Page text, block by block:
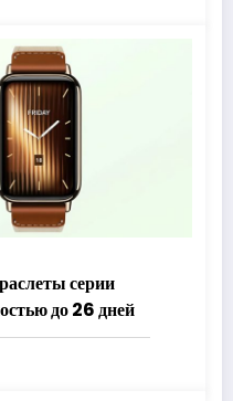
серии
до 26 дней